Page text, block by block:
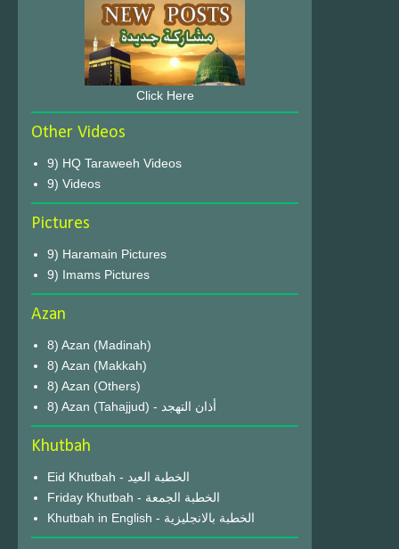
Click Here
Other Videos
9) HQ Taraweeh Videos
9) Videos
Pictures
9) Haramain Pictures
9) Imams Pictures
Azan
8) Azan (Madinah)
8) Azan (Makkah)
8) Azan (Others)
8) Azan (Tahajjud) - أذان التهجد
Khutbah
Eid Khutbah - الخطبة العيد
Friday Khutbah - الخطبة الجمعة
Khutbah in English - الخطبة بالانجليزية